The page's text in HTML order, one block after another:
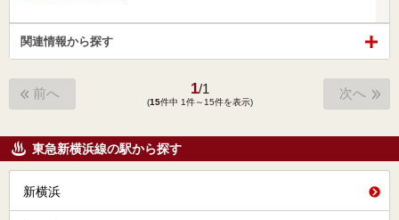
関連情報から探す
前へ 1/1
(15件中 1件～15件を表示)
次へ
東急新横浜線の駅から探す
新横浜